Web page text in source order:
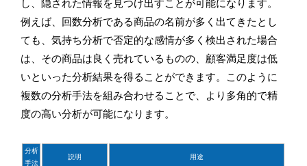
し、隠された情報を見つけ出すことが可能になります。
例えば、回数分析である商品の名前が多く出てきたとし
ても、気持ち分析で否定的な感情が多く検出された場合
は、その商品は良く売れているものの、顧客満足度は低
いといった分析結果を得ることができます。このように
複数の分析手法を組み合わせることで、より多角的で精
度の高い分析が可能になります。
分析
手法
説明 用途